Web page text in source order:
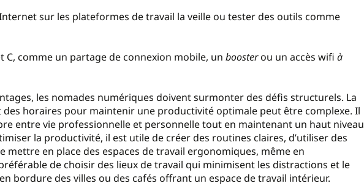
sur les plateformes de travail la veille ou tester des outils comme
C, comme un partage de connexion mobile, un boosterou un accès wifi à
les nomades numériques doivent surmonter des défis structurels. La
des horaires pour maintenir une productivité optimale peut être complexe. Il
entre vie professionnelle et personnelle tout en maintenant un haut niveau
la productivité, il est utile de créer des routines claires, d’utiliser des
mettre en place des espaces de travail ergonomiques, même en
de choisir des lieux de travail qui minimisent les distractions et le
bordure des villes ou des cafés offrant un espace de travail intérieur.